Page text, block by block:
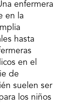
enfermera
en la
hasta
en el
de
suelen ser
los niños